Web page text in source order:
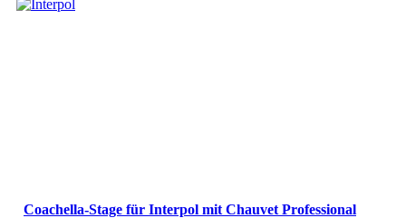
Coachella-Stage für Interpol mit Chauvet Professional